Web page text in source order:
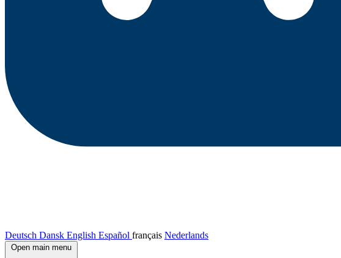
Deutsch Dansk English Español français Nederlands
Open main menu